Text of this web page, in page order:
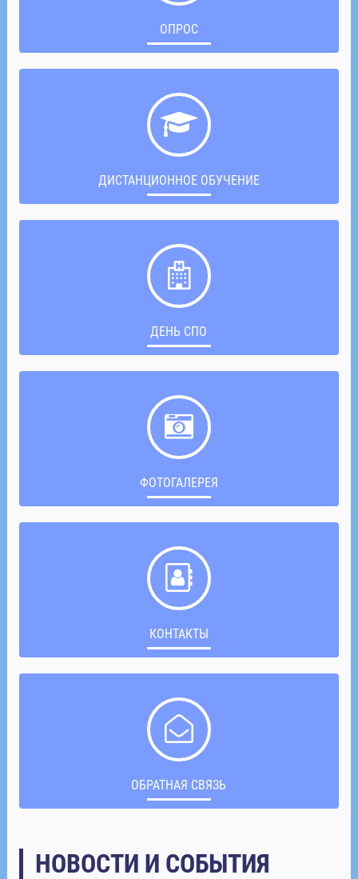
ОПРОС
ДИСТАНЦИОННОЕ ОБУЧЕНИЕ
ДЕНЬ СПО
ФОТОГАЛЕРЕЯ
КОНТАКТЫ
ОБРАТНАЯ СВЯЗЬ
НОВОСТИ И СОБЫТИЯ